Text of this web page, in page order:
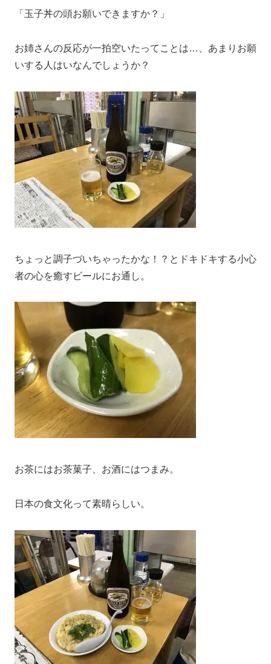
「玉子丼の頭お願いできますか？」
お姉さんの反応が一拍空いたってことは…、あまりお願
いする人はいなんでしょうか？
ちょっと調子づいちゃったかな！？とドキドキする小心
者の心を癒すビールにお通し。
お茶にはお茶菓子、お酒にはつまみ。
日本の食文化って素晴らしい。